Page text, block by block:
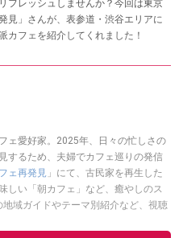
フレッシュしませんか？今回は東京
見」さんが、表参道・渋谷エリアに
カフェを紹介してくれました！
ェ愛好家。2025年、日々の忙しさの
するため、夫婦でカフェ巡りの発信
ェ再発見 」にて、古民家を再生した
しい「朝カフェ」など、癒やしのス
域ガイドやテーマ別紹介など、視聴